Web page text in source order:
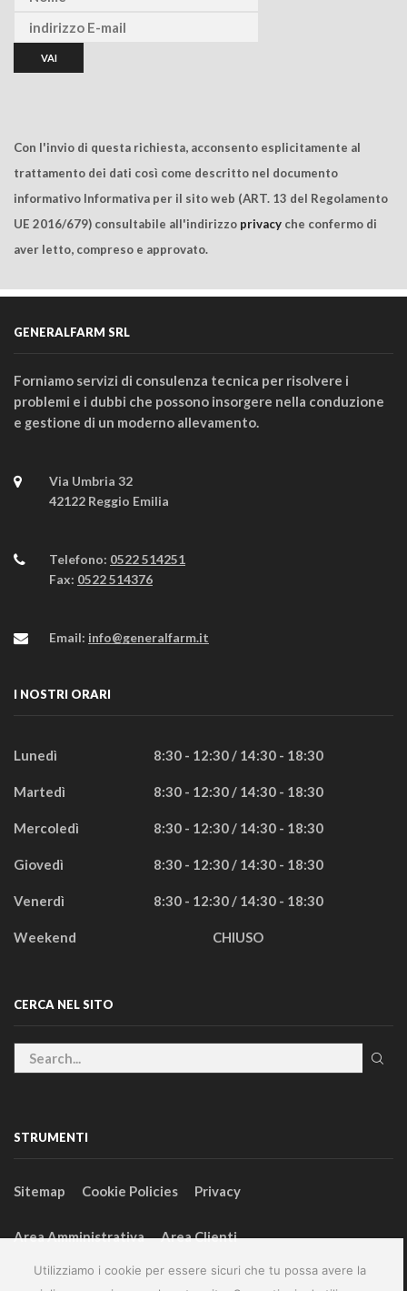
Utilizziamo i cookie per essere sicuri che tu possa avere la
Con l'invio di questa richiesta, acconsento esplicitamente al
trattamento dei dati così come descritto nel documento
informativo Informativa per il sito web (ART. 13 del Regolamento
UE 2016/679) consultabile all'indirizzo privacy che confermo di
aver letto, compreso e approvato.
GENERALFARM SRL
Forniamo servizi di consulenza tecnica per risolvere i
problemi e i dubbi che possono insorgere nella conduzione
e gestione di un moderno allevamento.
Via Umbria 32
42122 Reggio Emilia
Telefono: 0522 514251
Fax: 0522 514376
Email: info@generalfarm.it
I NOSTRI ORARI
Lunedì 8:30 - 12:30 / 14:30 - 18:30
Martedì 8:30 - 12:30 / 14:30 - 18:30
Mercoledì 8:30 - 12:30 / 14:30 - 18:30
Giovedì 8:30 - 12:30 / 14:30 - 18:30
Venerdì 8:30 - 12:30 / 14:30 - 18:30
Weekend CHIUSO
CERCA NEL SITO
STRUMENTI
Sitemap Cookie Policies Privacy
Area Amministrativa Area Clienti